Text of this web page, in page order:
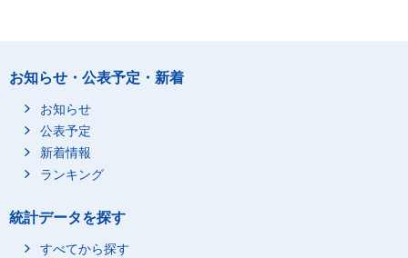
お知らせ・公表予定・新着
お知らせ
公表予定
新着情報
ランキング
統計データを探す
すべてから探す